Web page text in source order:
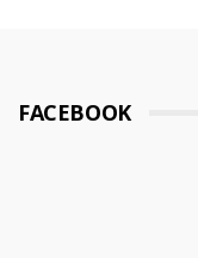
FACEBOOK